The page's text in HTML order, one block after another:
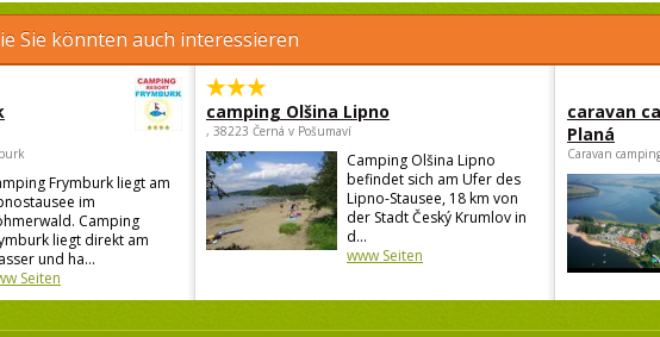
Sie könnten auch interessieren
Frymburk liegt am
im
Camping
liegt direkt am
und ha...
Seiten
camping Olšina Lipno
, 38223 Černá v Pošumaví
Camping Olšina Lipno
befindet sich am Ufer des
Lipno-Stausee, 18 km von
der Stadt Český Krumlov in
d...
www Seiten
caravan
Planá
Caravan